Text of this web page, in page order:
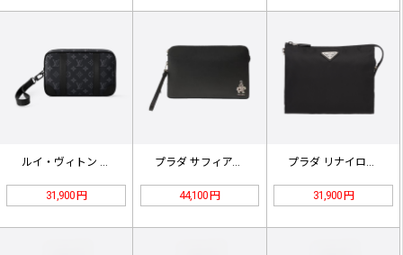
ルイ・ヴィトン ポシェット・カサイ …
31,900 円
プラダ サフィアーノ クラッチバッグ…
44,100 円
プラダ リナイロン＆サフィアーノ レ…
31,900 円